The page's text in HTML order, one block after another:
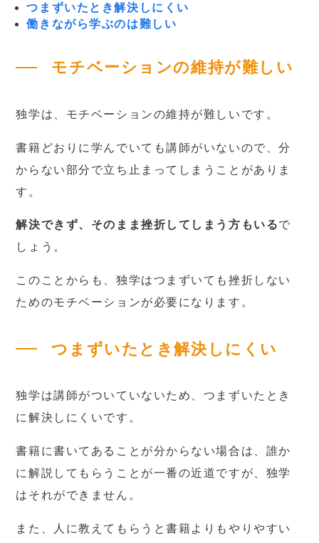
つまずいたとき解決しにくい
働きながら学ぶのは難しい
モチベーションの維持が難しい
独学は、モチベーションの維持が難しいです。
書籍どおりに学んでいても講師がいないので、分
からない部分で立ち止まってしまうことがありま
す。
解決できず、そのまま挫折してしまう方もいるで
しょう。
このことからも、独学はつまずいても挫折しない
ためのモチベーションが必要になります。
つまずいたとき解決しにくい
独学は講師がついていないため、つまずいたとき
に解決しにくいです。
書籍に書いてあることが分からない場合は、誰か
に解説してもらうことが一番の近道ですが、独学
はそれができません。
また、人に教えてもらうと書籍よりもやりやすい